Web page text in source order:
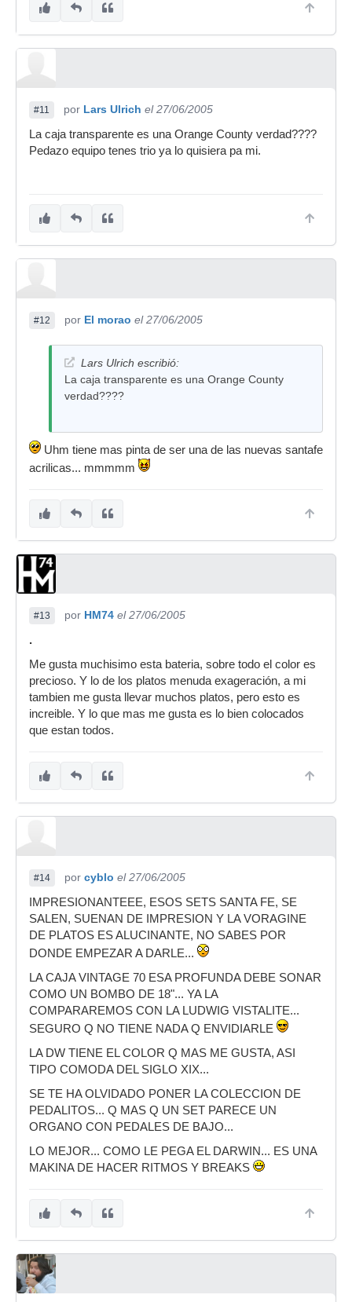
#11 por Lars Ulrich el 27/06/2005
La caja transparente es una Orange County verdad????
Pedazo equipo tenes trio ya lo quisiera pa mi.
#12 por El morao el 27/06/2005
Lars Ulrich escribió:
La caja transparente es una Orange County
verdad????
Uhm tiene mas pinta de ser una de las nuevas santafe
acrilicas... mmmmm
#13 por HM74 el 27/06/2005
.
Me gusta muchisimo esta bateria, sobre todo el color es
precioso. Y lo de los platos menuda exageración, a mi
tambien me gusta llevar muchos platos, pero esto es
increible. Y lo que mas me gusta es lo bien colocados
que estan todos.
#14 por cyblo el 27/06/2005
IMPRESIONANTEEE, ESOS SETS SANTA FE, SE
SALEN, SUENAN DE IMPRESION Y LA VORAGINE
DE PLATOS ES ALUCINANTE, NO SABES POR
DONDE EMPEZAR A DARLE...
LA CAJA VINTAGE 70 ESA PROFUNDA DEBE SONAR
COMO UN BOMBO DE 18"... YA LA
COMPARAREMOS CON LA LUDWIG VISTALITE...
SEGURO Q NO TIENE NADA Q ENVIDIARLE
LA DW TIENE EL COLOR Q MAS ME GUSTA, ASI
TIPO COMODA DEL SIGLO XIX...
SE TE HA OLVIDADO PONER LA COLECCION DE
PEDALITOS... Q MAS Q UN SET PARECE UN
ORGANO CON PEDALES DE BAJO...
LO MEJOR... COMO LE PEGA EL DARWIN... ES UNA
MAKINA DE HACER RITMOS Y BREAKS